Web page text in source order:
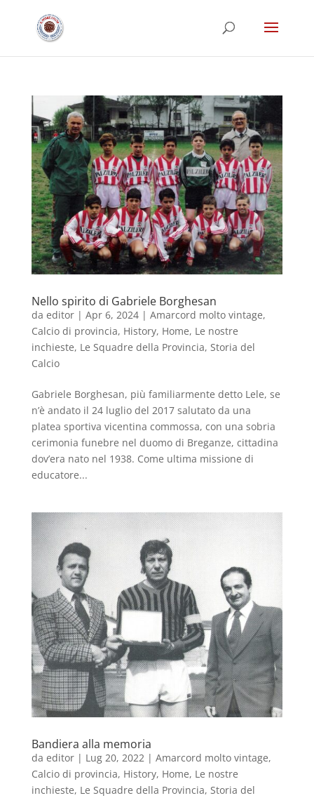
Nello spirito di Gabriele Borghesan
da editor| Apr 6, 2024| Amarcord molto vintage,
Calcio di provincia, History, Home, Le nostre
inchieste, Le Squadre della Provincia, Storia del
Calcio
Gabriele Borghesan, più familiarmente detto Lele, se
n’è andato il 24 luglio del 2017 salutato da una
platea sportiva vicentina commossa, con una sobria
cerimonia funebre nel duomo di Breganze, cittadina
dov’era nato nel 1938. Come ultima missione di
educatore...
Bandiera alla memoria
da editor| Lug 20, 2022| Amarcord molto vintage,
Calcio di provincia, History, Home, Le nostre
inchieste, Le Squadre della Provincia, Storia del